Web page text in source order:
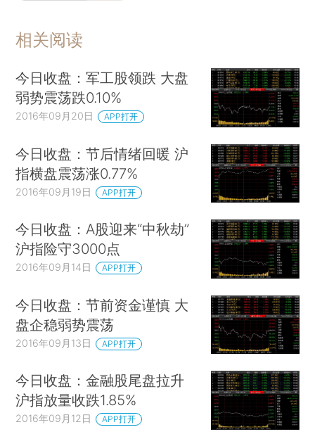
相关阅读
今日收盘：军工股领跌 大盘
弱势震荡跌0.10%
2016年09月20日 APP打开
今日收盘：节后情绪回暖 沪
指横盘震荡涨0.77%
2016年09月19日 APP打开
今日收盘：A股迎来“中秋劫”
沪指险守3000点
2016年09月14日 APP打开
今日收盘：节前资金谨慎 大
盘企稳弱势震荡
2016年09月13日 APP打开
今日收盘：金融股尾盘拉升
沪指放量收跌1.85%
2016年09月12日 APP打开